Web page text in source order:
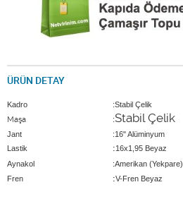
ÜRÜN DETAY
Kadro :Stabil Çelik
Maşa :Stabil Çelik
Jant
:16" Alüminyum
Lastik
:16x1,95 Beyaz
Aynakol
:Amerikan (Yekpare)
Fren
:V-Fren Beyaz